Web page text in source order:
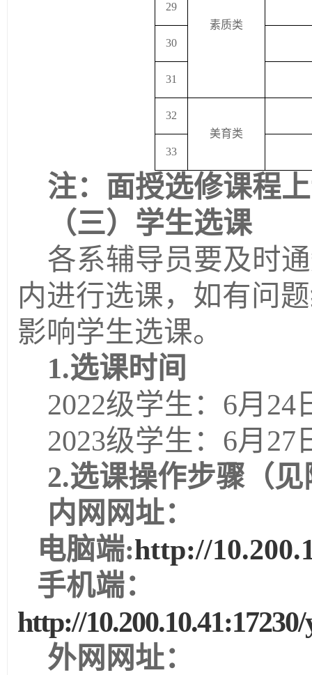
素质类
29
30
31
32
美育类
33
注：面授选修课程
（三）学生选课
各系辅导员要及时
内进行选课，如有问
影响学生选课。
1.选课时间
2022级学生： 6月 24
2023级学生：6月27
2.选课操作步骤（见
内网网址：
电脑端:http://
手机端：
http://
外网网址：